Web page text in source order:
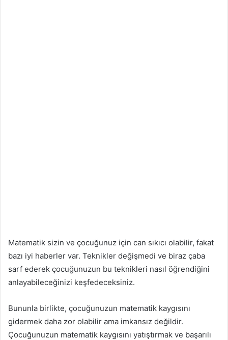
Matematik sizin ve çocuğunuz için can sıkıcı olabilir, fakat
bazı iyi haberler var. Teknikler değişmedi ve biraz çaba
sarf ederek çocuğunuzun bu teknikleri nasıl öğrendiğini
anlayabileceğinizi keşfedeceksiniz.
Bununla birlikte, çocuğunuzun matematik kaygısını
gidermek daha zor olabilir ama imkansız değildir.
Çocuğunuzun matematik kaygısını yatıştırmak ve başarılı